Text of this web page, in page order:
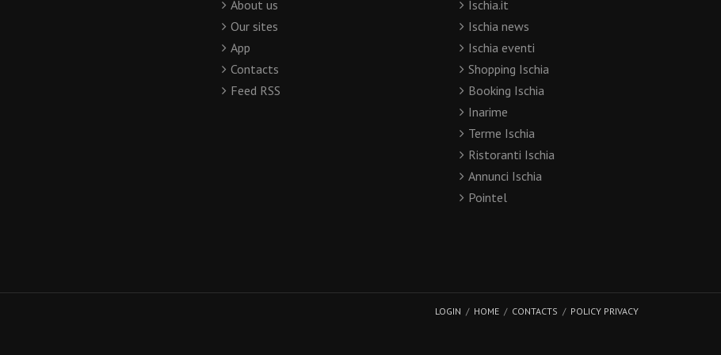
About us
Our sites
App
Contacts
Feed RSS
Ischia.it
Ischia news
Ischia eventi
Shopping Ischia
Booking Ischia
Inarime
Terme Ischia
Ristoranti Ischia
Annunci Ischia
Pointel
LOGIN HOME CONTACTS POLICY PRIVACY